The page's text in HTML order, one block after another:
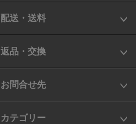
配送・送料
返品・交換
お問合せ先
カテゴリー